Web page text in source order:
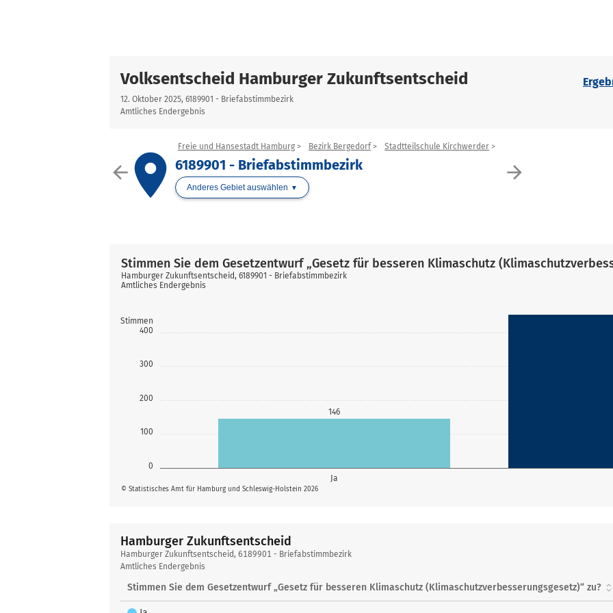
Volksentscheid Hamburger Zukunftsentscheid
12. Oktober 2025, 6189901 - Briefabstimmbezirk
Amtliches Endergebnis
arrow_back arrow_forward
place
Freie und Hansestadt Hamburg Bezirk Bergedorf Stadtteilschule Kirchwerder
6189901 - Briefabstimmbezirk
Anderes Gebiet auswählen
0
100
200
300
400
Stimmen
Ja
146
© Statistisches Amt für Hamburg und Schleswig-Holstein 2026
Stimmen Sie dem Gesetzentwurf „Gesetz für besseren Klimaschutz
Hamburger Zukunftsentscheid, 6189901 - Briefabstimmbezirk
Amtliches Endergebnis
Hamburger Zukunftsentscheid
Hamburger
Zukunftsentscheid
Hamburger Zukunftsentscheid, 6189901 - Briefabstimmbezirk
Amtliches Endergebnis
Stimmen Sie dem Gesetzentwurf „Gesetz für besseren Klimaschutz (Klimaschutzverbesserungsgesetz)“ zu?